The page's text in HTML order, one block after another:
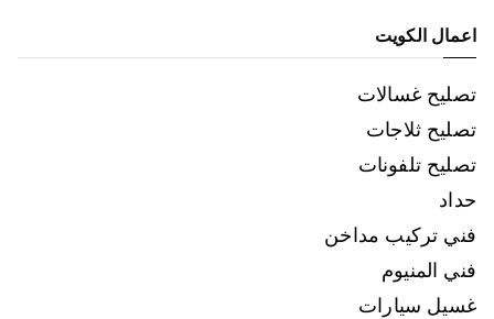
اعمال الكويت
تصليح غسالات
تصليح ثلاجات
تصليح تلفونات
حداد
فني تركيب مداخن
فني المنيوم
غسيل سيارات